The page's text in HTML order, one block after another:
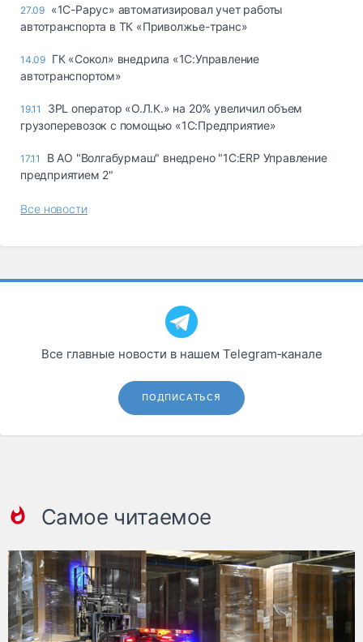
автохимия
Дзен
27.09 «1С-Рарус» автоматизировал учет работы
автотранспорта в ТК «Приволжье-транс»
14.09 ГК «Сокол» внедрила «1С:Управление
автотранспортом»
19.11
3PL оператор «О.Л.К.» на 20% увеличил объем
грузоперевозок с помощью «1С:Предприятие»
17.11
В АО "Волгабурмаш" внедрено "1С:ERP Управление
предприятием 2"
Все новости
Все главные новости в нашем Telegram‑канале
ПОДПИСАТЬСЯ
Самое читаемое